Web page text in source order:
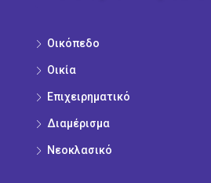
Οικόπεδo
Οικία
Επιχειρηματικό
Διαμέρισμα
Νεοκλασικό